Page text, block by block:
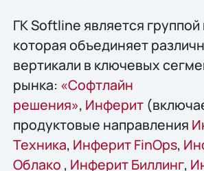
ГК Softline является
которая объединяет
вертикали в ключевых
рынка: «Софтлайн
решения», Инферит
продуктовые направления
Техника, Инферит FinOps,
Облако , Инферит Биллинг,